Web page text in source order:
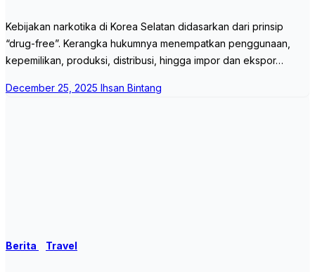
Kebijakan narkotika di Korea Selatan didasarkan dari prinsip
“drug-free”. Kerangka hukumnya menempatkan penggunaan,
kepemilikan, produksi, distribusi, hingga impor dan ekspor…
December 25, 2025 Ihsan Bintang
Berita Travel